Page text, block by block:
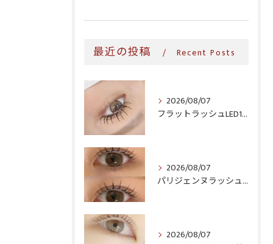
最近の投稿 Recent Posts
2026/08/07
フラットラッシュLED100本＆ヘルシー‎🤍
2026/08/07
パリジェンヌラッシュリフト♪
2026/08/07